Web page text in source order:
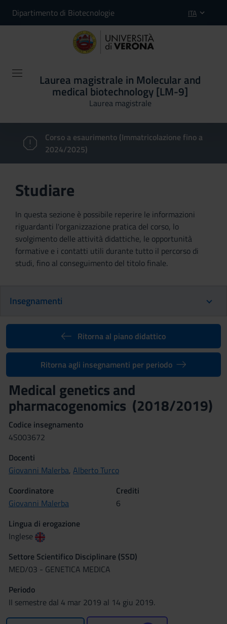
Dipartimento di Biotecnologie ITA
Laurea magistrale in Molecular and
medical biotechnology [LM-9]
Laurea magistrale
Corso a esaurimento (Immatricolazione fino a
2024/2025)
Studiare
In questa sezione è possibile reperire le informazioni
riguardanti l'organizzazione pratica del corso, lo
svolgimento delle attività didattiche, le opportunità
formative e i contatti utili durante tutto il percorso di
studi, fino al conseguimento del titolo finale.
Insegnamenti
Ritorna al piano didattico
Ritorna agli insegnamenti per periodo
Medical genetics and
pharmacogenomics (2018/2019)
Codice insegnamento
4S003672
Docenti
Giovanni Malerba, Alberto Turco
Coordinatore
Giovanni Malerba
Crediti
6
Lingua di erogazione
Inglese
Settore Scientifico Disciplinare (SSD)
MED/03 - GENETICA MEDICA
Periodo
II semestre dal 4 mar 2019 al 14 giu 2019.